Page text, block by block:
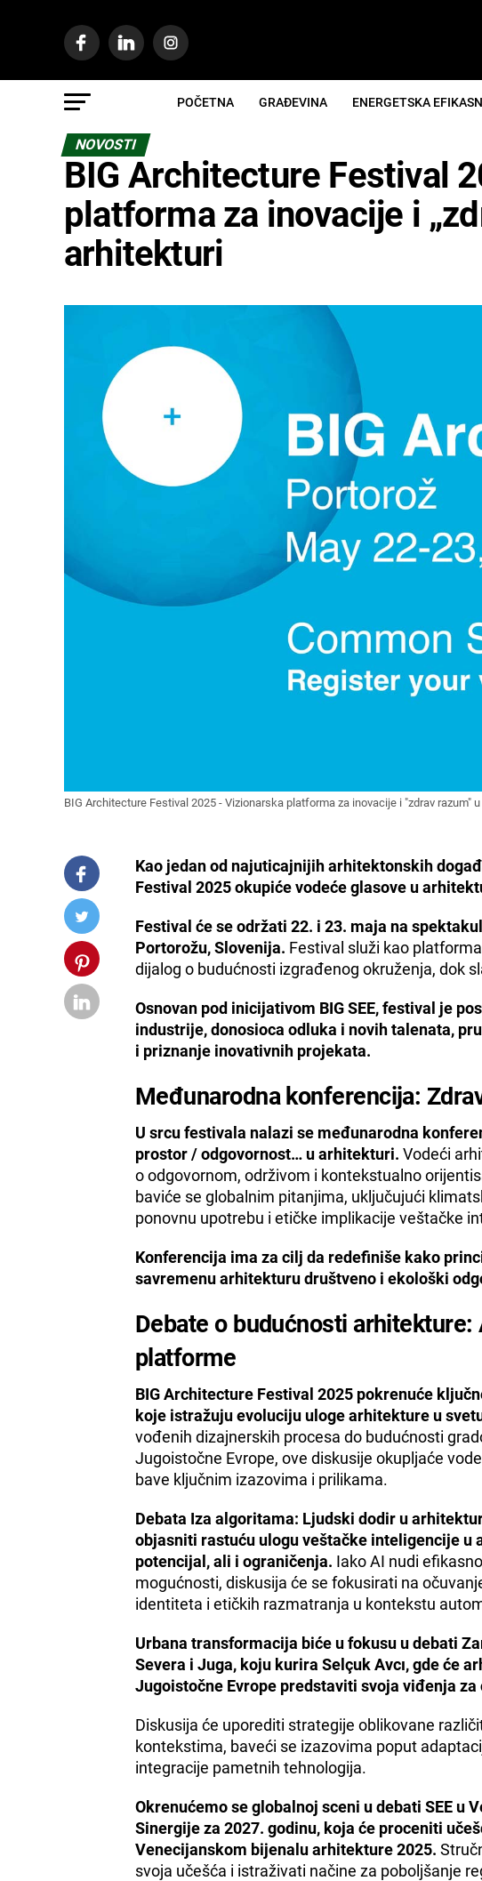
POČETNA GRAĐEVINA ENERGETSKA
NOVOSTI
BIG Architecture Festival
platforma za inovacije i
arhitekturi
BIG Architecture Festival 2025 - Vizionarska platforma za inovacije i "zdrav razum"
Kao jedan od najuticajnijih arhitektonskih
Festival 2025 okupiće vodeće glasove u
Festival će se održati 22. i 23. maja na
Portorožu, Slovenija. Festival služi kao
dijalog o budućnosti izgrađenog okruženja, dok
Osnovan pod inicijativom BIG SEE, festival je
industrije, donosioca odluka i novih talenata,
i priznanje inovativnih projekata.
Međunarodna konferencija:
U srcu festivala nalazi se međunarodna
prostor / odgovornost… u arhitekturi. Vodeći
o odgovornom, održivom i kontekstualno
baviće se globalnim pitanjima, uključujući
ponovnu upotrebu i etičke implikacije veštačke
Konferencija ima za cilj da redefiniše kako
savremenu arhitekturu društveno i ekološki
Debate o budućnosti
platforme
BIG Architecture Festival 2025 pokrenuće
koje istražuju evoluciju uloge arhitekture u
vođenih dizajnerskih procesa do budućnosti
Jugoistočne Evrope, ove diskusije okupljaće
bave ključnim izazovima i prilikama.
Debata Iza algoritama: Ljudski dodir u
objasniti rastuću ulogu veštačke inteligencije
potencijal, ali i ograničenja. Iako AI nudi
mogućnosti, diskusija će se fokusirati na
identiteta i etičkih razmatranja u kontekstu
Urbana transformacija biće u fokusu u debati
Severa i Juga, koju kurira Selçuk Avcı, gde će
Jugoistočne Evrope predstaviti svoja viđenja
Diskusija će uporediti strategije oblikovane
kontekstima, baveći se izazovima poput
integracije pametnih tehnologija.
Okrenućemo se globalnoj sceni u debati SEE u
Sinergije za 2027. godinu, koja će proceniti
Venecijanskom bijenalu arhitekture 2025.
svoja učešća i istraživati načine za poboljšanje